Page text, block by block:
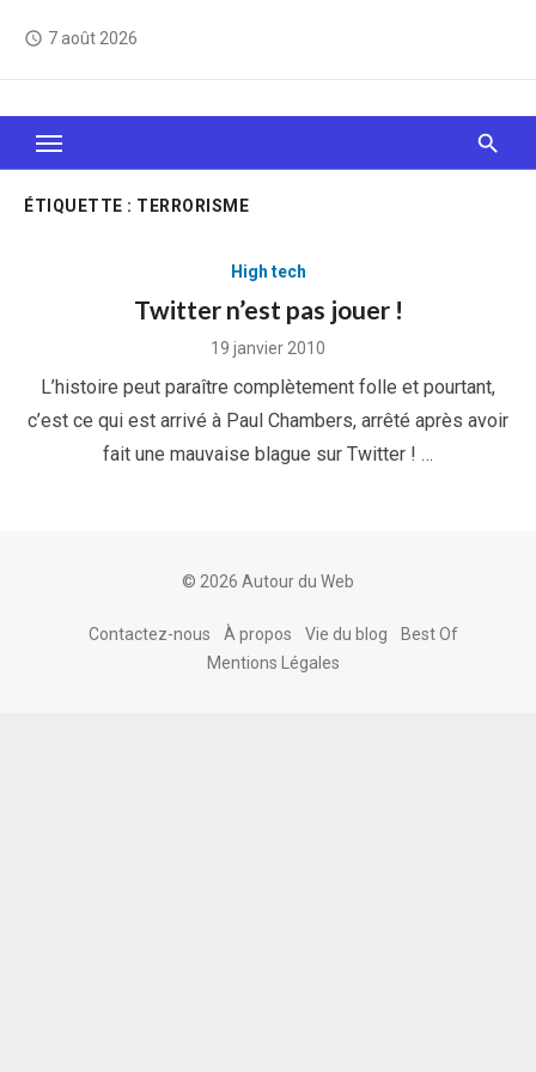
access_time 7 août 2026
Le Web, c'est comme une boîte de chocolats… On
sait jamais sur quoi on va tomber !
ÉTIQUETTE : TERRORISME
High tech
Twitter n’est pas jouer !
Posted
19 janvier 2010
L’histoire peut paraître complètement folle et pourtant,
c’est ce qui est arrivé à Paul Chambers, arrêté après avoir
fait une mauvaise blague sur Twitter ! …
© 2026 Autour du Web
Contactez-nous À propos Vie du blog
Best Of
Mentions Légales